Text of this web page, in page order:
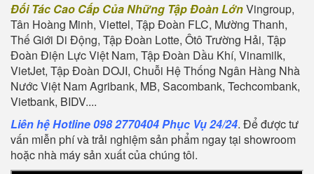
Đối Tác Cao Cấp Của Những Tập Đoàn LớnVingroup,
Tân Hoàng Minh, Viettel, Tập Đoàn FLC, Mường Thanh,
Thế Giới Di Động, Tập Đoàn Lotte, Ôtô Trường Hải, Tập
Đoàn Điện Lực Việt Nam, Tập Đoàn Dầu Khí, Vinamilk,
VietJet, Tập Đoàn DOJI, Chuỗi Hệ Thống Ngân Hàng Nhà
Nước Việt Nam Agribank, MB, Sacombank, Techcombank,
Vietbank, BIDV....
Liên hệ Hotline 098 2770404 Phục Vụ 24/24. Để được tư
vấn miễn phí và trải nghiệm sản phẩm ngay tại showroom
hoặc nhà máy sản xuất của chúng tôi.